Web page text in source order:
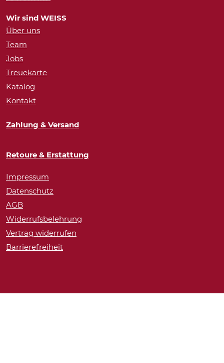
Wir sind WEISS
Über uns
Team
Jobs
Treuekarte
Katalog
Kontakt
Zahlung & Versand
Retoure & Erstattung
Impressum
Datenschutz
AGB
Widerrufsbelehrung
Vertrag widerrufen
Barrierefreiheit